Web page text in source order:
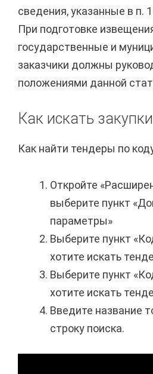
сведения, указанные в п.
При подготовке
государственные и
заказчики должны
положениями данной
Как искать
Как найти тендеры по
Откройте
выберите пункт
параметры»
Выберите пункт
хотите искать
Выберите пункт
хотите искать
Введите название
строку поиска.